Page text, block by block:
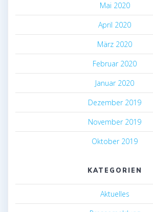
Mai 2020
April 2020
März 2020
Februar 2020
Januar 2020
Dezember 2019
November 2019
Oktober 2019
KATEGORIEN
Aktuelles